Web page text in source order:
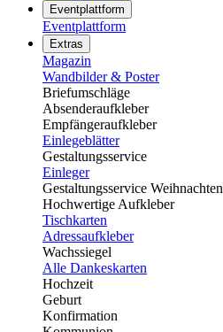
Eventplattform
Eventplattform
Extras
Magazin
Wandbilder & Poster
Briefumschläge
Absenderaufkleber
Empfängeraufkleber
Einlegeblätter
Gestaltungsservice
Einleger
Gestaltungsservice Weihnachten
Hochwertige Aufkleber
Tischkarten
Adressaufkleber
Wachssiegel
Alle Dankeskarten
Hochzeit
Geburt
Konfirmation